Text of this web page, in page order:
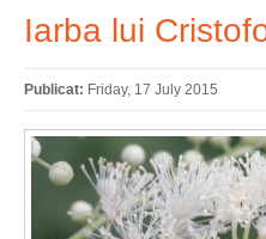
Iarba lui
Publicat: Friday, 17 July 2015